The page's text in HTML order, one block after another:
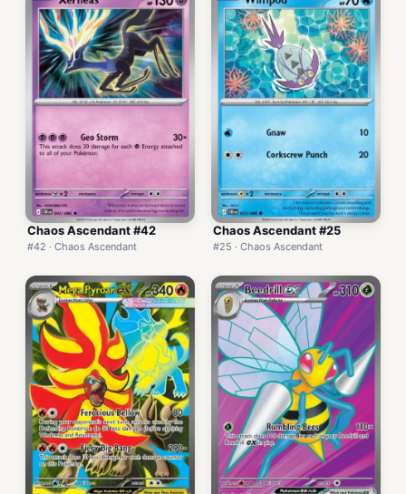
Chaos Ascendant #42
#42 · Chaos Ascendant
Chaos Ascendant #25
#25 · Chaos Ascendant